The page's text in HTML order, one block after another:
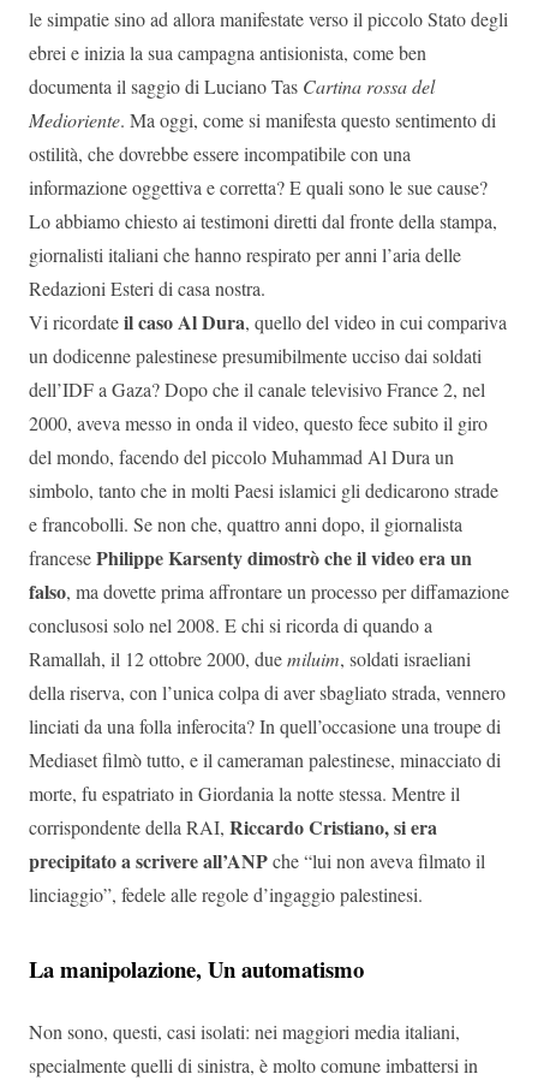
le simpatie sino ad allora manifestate verso il piccolo Stato degli
ebrei e inizia la sua campagna antisionista, come ben
documenta il saggio di Luciano Tas Cartina rossa del
Medioriente. Ma oggi, come si manifesta questo sentimento di
ostilità, che dovrebbe essere incompatibile con una
informazione oggettiva e corretta? E quali sono le sue cause?
Lo abbiamo chiesto ai testimoni diretti dal fronte della stampa,
giornalisti italiani che hanno respirato per anni l’aria delle
Redazioni Esteri di casa nostra.
Vi ricordateil caso Al Dura, quello del video in cui compariva
un dodicenne palestinese presumibilmente ucciso dai soldati
dell’IDF a Gaza? Dopo che il canale televisivo France 2, nel
2000, aveva messo in onda il video, questo fece subito il giro
del mondo, facendo del piccolo Muhammad Al Dura un
simbolo, tanto che in molti Paesi islamici gli dedicarono strade
e francobolli. Se non che, quattro anni dopo, il giornalista
francesePhilippe Karsenty dimostrò che il video era un
falso, ma dovette prima affrontare un processo per diffamazione
conclusosi solo nel 2008. E chi si ricorda di quando a
Ramallah, il 12 ottobre 2000, duemiluim, soldati israeliani
della riserva, con l’unica colpa di aver sbagliato strada, vennero
linciati da una folla inferocita? In quell’occasione una troupe di
Mediaset filmò tutto, e il cameraman palestinese, minacciato di
morte, fu espatriato in Giordania la notte stessa. Mentre il
corrispondente della RAI, Riccardo Cristiano, si era
precipitato a scrivere all’ANPche “lui non aveva filmato il
linciaggio”, fedele alle regole d’ingaggio palestinesi.
La manipolazione, Un automatismo
Non sono, questi, casi isolati: nei maggiori media italiani,
specialmente quelli di sinistra, è molto comune imbattersi in